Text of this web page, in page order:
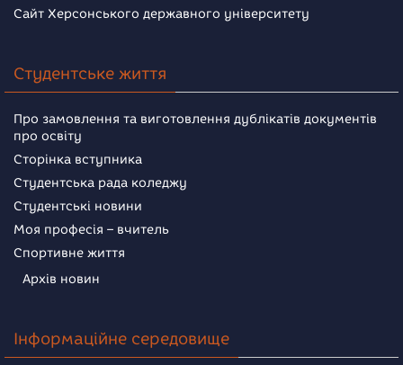
Сайт Херсонського державного університету
Студентське життя
Про замовлення та виготовлення дублікатів документів
про освіту
Сторінка вступника
Студентська рада коледжу
Студентські новини
Моя професія – вчитель
Спортивне життя
Архів новин
Інформаційне середовище